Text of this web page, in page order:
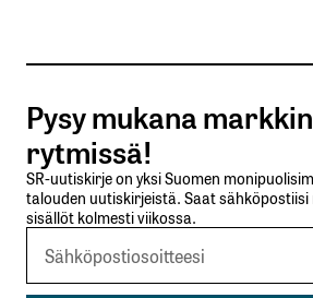
Tilaa SalkunRakentajan
Lähetä kommentti
Pysy mukana
rytmissä!
SR-uutiskirje on yksi Suomen
talouden uutiskirjeistä. Saat
sisällöt kolmesti viikossa.